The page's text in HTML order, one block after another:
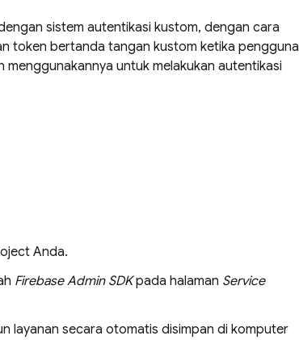
sistem autentikasi kustom, dengan cara
token bertanda tangan kustom ketika pengguna
untuk melakukan autentikasi
Anda.
Firebase Admin SDKpada halaman Service
layanan secara otomatis disimpan di komputer